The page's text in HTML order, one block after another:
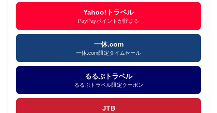
Yahoo!トラベル
PayPayポイントが貯まる
一休.com
一休.com限定タイムセール
るるぶトラベル
るるぶトラベル限定クーポン
JTB